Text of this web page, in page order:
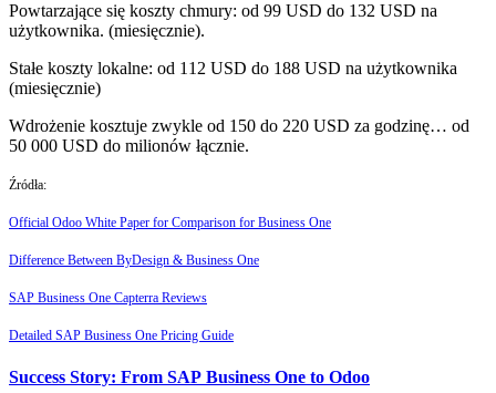
Powtarzające się koszty chmury: od 99 USD do 132 USD na
użytkownika. (miesięcznie).
Stałe koszty lokalne: od 112 USD do 188 USD na użytkownika
(miesięcznie)
Wdrożenie kosztuje zwykle od 150 do 220 USD za godzinę… od
50 000 USD do milionów łącznie.
Źródła:
Official Odoo White Paper for Comparison for Business One
Difference Between ByDesign & Business One
SAP Business One Capterra Reviews
Detailed SAP Business One Pricing Guide
Success Story: From SAP Business One to Odoo